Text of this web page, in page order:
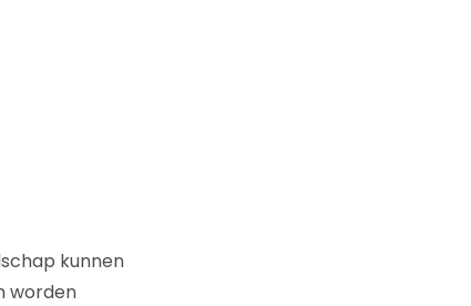
kunnen
worden